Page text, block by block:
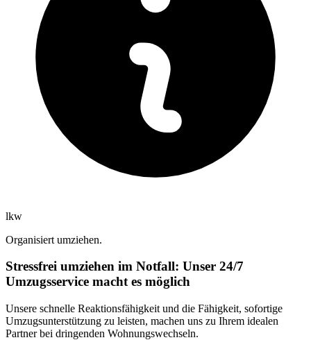
lkw
Organisiert umziehen.
Stressfrei umziehen im Notfall: Unser 24/7
Umzugsservice macht es möglich
Unsere schnelle Reaktionsfähigkeit und die Fähigkeit, sofortige
Umzugsunterstützung zu leisten, machen uns zu Ihrem idealen
Partner bei dringenden Wohnungswechseln.